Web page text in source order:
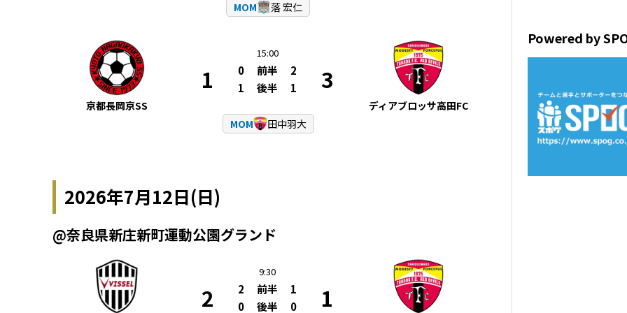
MOM 落 宏仁
京都長岡京SS
15:00
1 0 前半 2 3
1 後半 1
ディアブロッサ高田FC
MOM
田中羽大
2026年7月12日(日)
@奈良県新庄新町運動公園グランド
9:30
2 2 前半 1 1
0 後半 0
Powered by